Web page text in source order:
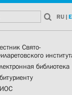
RU |
Свято-
библиотека